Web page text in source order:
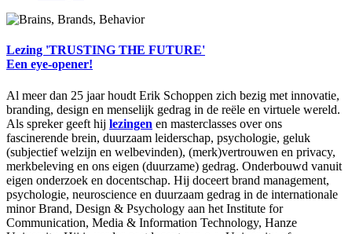
Lezing 'TRUSTING THE FUTURE'
Een eye-opener!
Al meer dan 25 jaar houdt Erik Schoppen zich bezig met innovatie,
branding, design en menselijk gedrag in de reële en virtuele wereld.
Als spreker geeft hij lezingen en masterclasses over ons
fascinerende brein, duurzaam leiderschap, psychologie, geluk
(subjectief welzijn en welbevinden), (merk)vertrouwen en privacy,
merkbeleving en ons eigen (duurzame) gedrag. Onderbouwd vanuit
eigen onderzoek en docentschap. Hij doceert brand management,
psychologie, neuroscience en duurzaam gedrag in de internationale
minor Brand, Design & Psychology aan het Institute for
Communication, Media & Information Technology, Hanze